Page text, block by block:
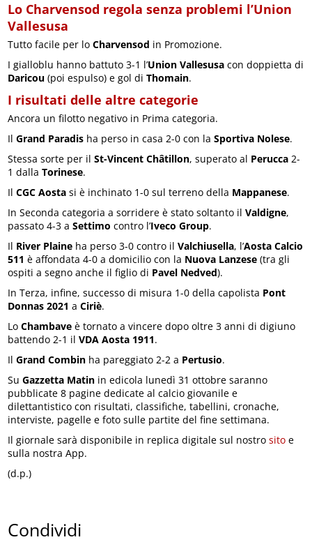
Lo Charvensod regola senza problemi l’Union
Vallesusa
Tutto facile per loCharvensod in Promozione.
I gialloblu hanno battuto 3-1 l’Union Vallesusa con doppietta di
Daricou (poi espulso) e gol diThomain.
I risultati delle altre categorie
Ancora un filotto negativo in Prima categoria.
IlGrand Paradis ha perso in casa 2-0 con laSportiva Nolese.
Stessa sorte per ilSt-Vincent Châtillon, superato al Perucca 2-
1 dallaTorinese.
IlCGC Aosta si è inchinato 1-0 sul terreno della Mappanese.
In Seconda categoria a sorridere è stato soltanto ilValdigne,
passato 4-3 aSettimo contro l’Iveco Group.
Il River Plaine ha perso 3-0 contro ilValchiusella, l’Aosta Calcio
511 è affondata 4-0 a domicilio con la Nuova Lanzese (tra gli
ospiti a segno anche il figlio di Pavel Nedved).
In Terza, infine, successo di misura 1-0 della capolista Pont
Donnas 2021 aCiriè.
LoChambave è tornato a vincere dopo oltre 3 anni di digiuno
battendo 2-1 ilVDA Aosta 1911.
IlGrand Combin ha pareggiato 2-2 a Pertusio.
SuGazzetta Matin in edicola lunedì 31 ottobre saranno
pubblicate 8 pagine dedicate al calcio giovanile e
dilettantistico con risultati, classifiche, tabellini, cronache,
interviste, pagelle e foto sulle partite del fine settimana.
Il giornale sarà disponibile in replica digitale sul nostrosito e
sulla nostra App.
(d.p.)
Condividi